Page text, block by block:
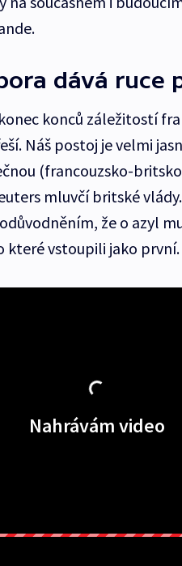
dává ruce
konců záležitostí
Náš postoj je velmi
(francouzsko-
mluvčí britské
že o azyl
které vstoupili jako první.
Nahrávám video